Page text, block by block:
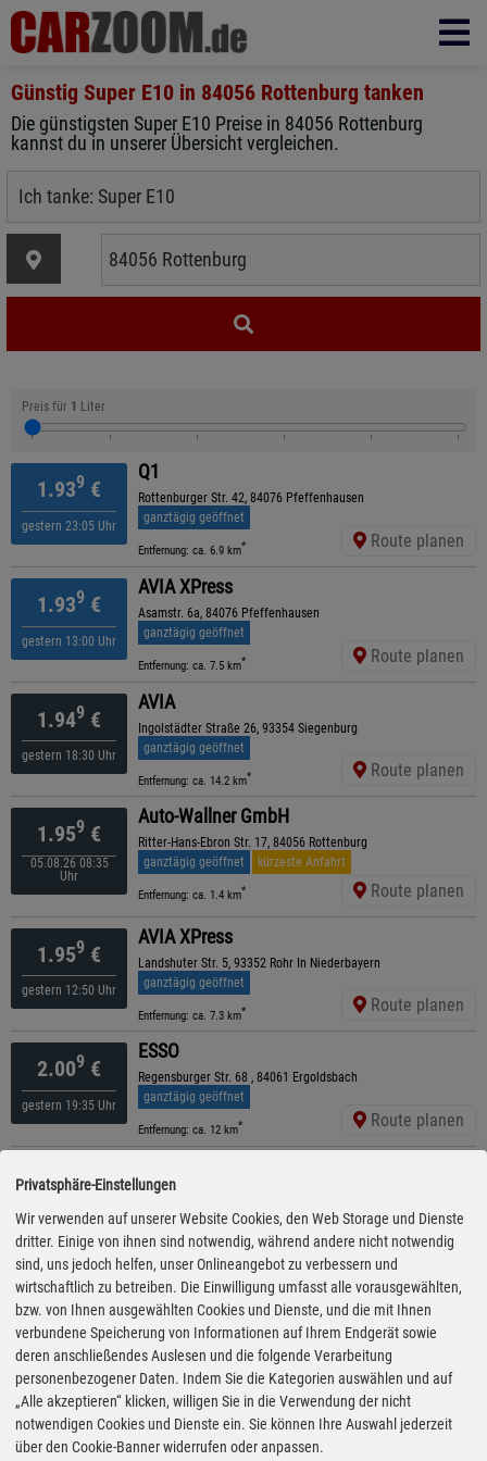
Günstig Super E10 in 84056 Rottenburg tanken
Die günstigsten Super E10 Preise in 84056 Rottenburg
kannst du in unserer Übersicht vergleichen.
Preis für 1 Liter
1.939 €
gestern 23:05 Uhr
Q1
Rottenburger Str. 42, 84076 Pfeffenhausen
ganztägig geöffnet
Entfernung: ca. 6.9 km* Route planen
1.939 €
gestern 13:00 Uhr
AVIA XPress
Asamstr. 6a, 84076 Pfeffenhausen
ganztägig geöffnet
Entfernung: ca. 7.5 km* Route planen
1.949 €
gestern 18:30 Uhr
AVIA
Ingolstädter Straße 26, 93354 Siegenburg
ganztägig geöffnet
Entfernung: ca. 14.2 km* Route planen
1.959 €
05.08.26 08:35
Uhr
Auto-Wallner GmbH
Ritter-Hans-Ebron Str. 17, 84056 Rottenburg
ganztägig geöffnet
kürzeste Anfahrt
Entfernung: ca. 1.4 km* Route planen
1.959 €
gestern 12:50 Uhr
AVIA XPress
Landshuter Str. 5, 93352 Rohr In Niederbayern
ganztägig geöffnet
Entfernung: ca. 7.3 km* Route planen
2.009 €
gestern 19:35 Uhr
ESSO
Regensburger Str. 68 , 84061 Ergoldsbach
ganztägig geöffnet
Entfernung: ca. 12 km* Route planen
2.019€
gestern 15:25 Uhr
Kreittmayrstr: 2, 93326 Abensberg
ganztägig geöffnet
Entfernung: ca. 14.4 km* Route planen
2.029€
gestern 14:00 Uhr
BayWa
Lenbachstraße 1, 84085 Langquaid
ganztägig geöffnet
Entfernung: ca. 12.7 km* Route planen
2.039€
04.08.26 06:55
Uhr
Freie Tankstelle
Christian-Wolff-Str. 2, 84085 Langquaid
ganztägig geöffnet
Privatsphäre-Einstellungen
Wir verwenden auf unserer Website Cookies, den Web Storage und Dienste
dritter. Einige von ihnen sind notwendig, während andere nicht notwendig
sind, uns jedoch helfen, unser Onlineangebot zu verbessern und
wirtschaftlich zu betreiben. Die Einwilligung umfasst alle vorausgewählten,
bzw. von Ihnen ausgewählten Cookies und Dienste, und die mit Ihnen
verbundene Speicherung von Informationen auf Ihrem Endgerät sowie
deren anschließendes Auslesen und die folgende Verarbeitung
personenbezogener Daten. Indem Sie die Kategorien auswählen und auf
„Alle akzeptieren“ klicken, willigen Sie in die Verwendung der nicht
notwendigen Cookies und Dienste ein. Sie können Ihre Auswahl jederzeit
über den Cookie-Banner widerrufen oder anpassen.